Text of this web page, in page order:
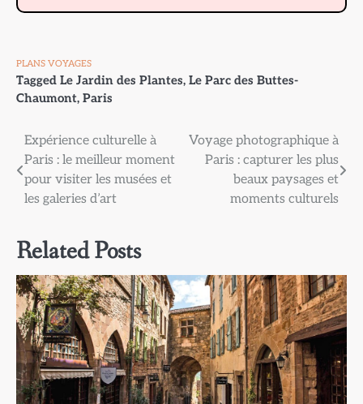
PLANS VOYAGES
Tagged Le Jardin des Plantes, Le Parc des Buttes-
Chaumont, Paris
Navigation
de
l’article
Expérience culturelle à
Paris : le meilleur moment
pour visiter les musées et
les galeries d’art
Voyage photographique à
Paris : capturer les plus
beaux paysages et
moments culturels
Related Posts